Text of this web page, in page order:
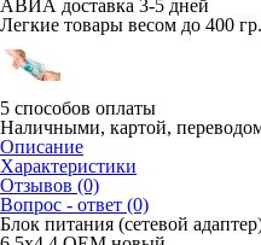
АВИА доставка 3-5 дней
Легкие товары весом до 400
5 способов оплаты
Наличными, картой,
Описание
Характеристики
Отзывов (0)
Вопрос - ответ (0)
Блок питания (сетевой